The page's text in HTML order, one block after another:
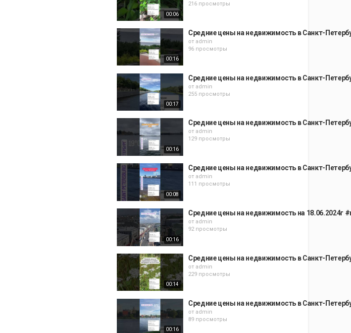
00:06
216 просмотры
00:16
Средние цены на недвижимость в Санкт-
от admin
96 просмотры
00:17
Средние цены на недвижимость в Санкт-
от admin
255 просмотры
00:16
Средние цены на недвижимость в Санкт-
от admin
129 просмотры
00:08
Средние цены на недвижимость в Санкт-
от admin
111 просмотры
00:16
Средние цены на недвижимость на 18.06.2024г
от admin
92 просмотры
00:14
Средние цены на недвижимость в Санкт-
от admin
229 просмотры
00:16
Средние цены на недвижимость в Санкт-
от admin
89 просмотры